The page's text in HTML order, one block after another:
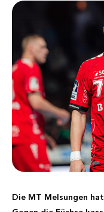
Die MT Melsungen